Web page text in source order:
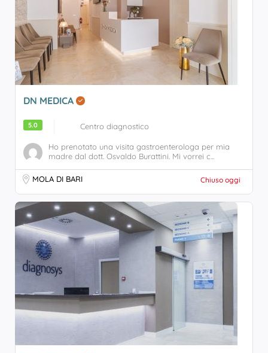
DN MEDICA
5.0 Centro diagnostico
Ho prenotato una visita gastroenterologa per mia
madre dal dott. Osvaldo Burattini. Mi vorrei c...
MOLA DI BARI Chiuso oggi